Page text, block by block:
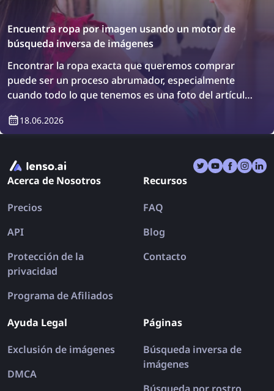
Encuentra ropa por imagen usando un motor de
búsqueda inversa de imágenes
Encontrar la ropa exacta que queremos comprar
puede ser un proceso abrumador, especialmente
cuando todo lo que tenemos es una foto del artículo.
búsqueda inversa de imágenes! Descubre cómo
encontrar ropa usando una búsqueda inversa de
18.06.2026
Acerca de Nosotros
Precios
API
Protección de la
privacidad
Programa de Afiliados
Recursos
FAQ
Blog
Contacto
Ayuda Legal
Exclusión de imágenes
DMCA
Páginas
Búsqueda inversa de
imágenes
Búsqueda por rostro